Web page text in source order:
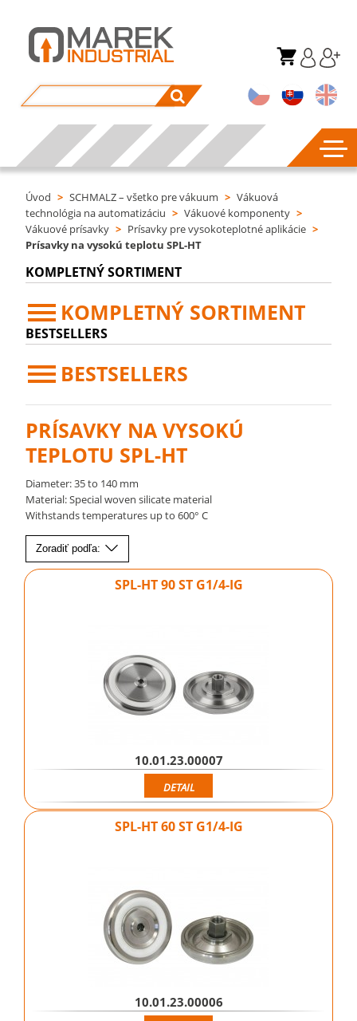
Úvod > SCHMALZ – všetko pre vákuum > Vákuová
technológia na automatizáciu > Vákuové komponenty >
Vákuové prísavky > Prísavky pre vysokoteplotné aplikácie >
Prísavky na vysokú teplotu SPL-HT
KOMPLETNÝ SORTIMENT
KOMPLETNÝ SORTIMENT
BESTSELLERS
BESTSELLERS
PRÍSAVKY NA VYSOKÚ
TEPLOTU SPL-HT
Diameter: 35 to 140 mm
Material: Special woven silicate material
Withstands temperatures up to 600° C
Zoradiť podľa:
SPL-HT 90 ST G1/4-IG
10.01.23.00007
DETAIL
SPL-HT 60 ST G1/4-IG
10.01.23.00006